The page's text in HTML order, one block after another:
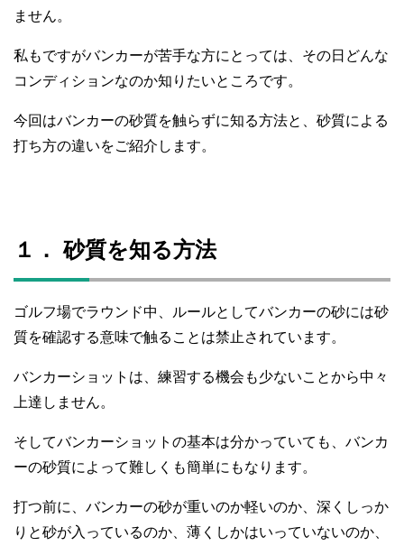
ません。
私もですがバンカーが苦手な方にとっては、その日どんな
コンディションなのか知りたいところです。
今回はバンカーの砂質を触らずに知る方法と、砂質による
打ち方の違いをご紹介します。
１． 砂質を知る方法
ゴルフ場でラウンド中、ルールとしてバンカーの砂には砂
質を確認する意味で触ることは禁止されています。
バンカーショットは、練習する機会も少ないことから中々
上達しません。
そしてバンカーショットの基本は分かっていても、バンカ
ーの砂質によって難しくも簡単にもなります。
打つ前に、バンカーの砂が重いのか軽いのか、深くしっか
りと砂が入っているのか、薄くしかはいっていないのか、